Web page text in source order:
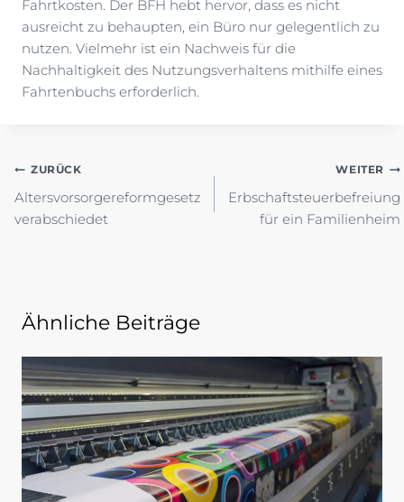
Fahrtkosten. Der BFH hebt hervor, dass es nicht
ausreicht zu behaupten, ein Büro nur gelegentlich zu
nutzen. Vielmehr ist ein Nachweis für die
Nachhaltigkeit des Nutzungsverhaltens mithilfe eines
Fahrtenbuchs erforderlich.
Beitragsnavigation
ZURÜCK
Altersvorsorgereformgesetz
verabschiedet
WEITER
Erbschaftsteuerbefreiung
für ein Familienheim
Ähnliche Beiträge